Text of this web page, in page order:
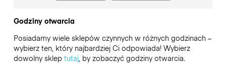
Godziny otwarcia
Posiadamy wiele sklepów czynnych w różnych godzinach –
wybierz ten, który najbardziej Ci odpowiada! Wybierz
dowolny sklep tutaj, by zobaczyć godziny otwarcia.